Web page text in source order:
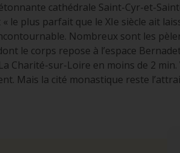
cathédrale Saint-Cyr-et-
le plus parfait que le XIe siècle ait
Nombreux sont les
le corps repose à l’espace
Charité-sur-Loire en moins de 2
Mais la cité monastique reste